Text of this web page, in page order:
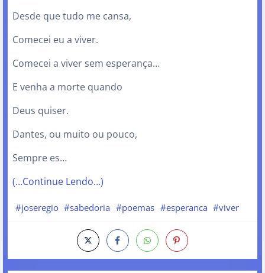
Desde que tudo me cansa,
Comecei eu a viver.
Comecei a viver sem esperança…
E venha a morte quando
Deus quiser.
Dantes, ou muito ou pouco,
Sempre es…
(…Continue Lendo…)
#joseregio #sabedoria #poemas #esperanca #viver